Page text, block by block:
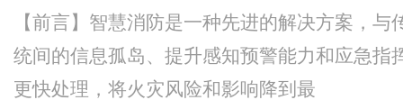
【前言】智慧消防是一种先进的解决方案，
统间的信息孤岛、提升感知预警能力和应急指
更快处理，将火灾风险和影响降到最